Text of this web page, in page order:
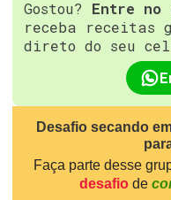
Gostou? Entre no
receba receitas
direto do seu
Desafio secando
Faça parte desse
desafio de